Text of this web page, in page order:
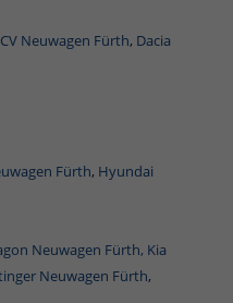
Neuwagen Fürth, Dacia
Fürth, Hyundai
Neuwagen Fürth, Kia
Neuwagen Fürth,